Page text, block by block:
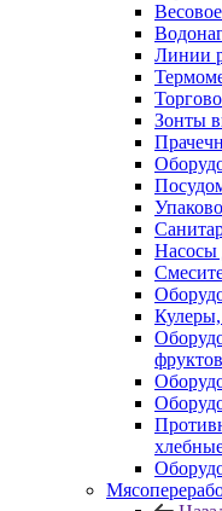
Линии
Зонты
Насосы
фруктов